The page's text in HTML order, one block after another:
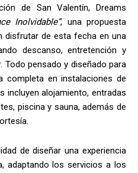
de San Valentín, Dreams
Inolvidable”, una propuesta
disfrutar de esta fecha en una
descanso, entretención y
Todo pensado y diseñado para
completa en instalaciones de
incluyen alojamiento, entradas
piscina y sauna, además de
de diseñar una experiencia
adaptando los servicios a los